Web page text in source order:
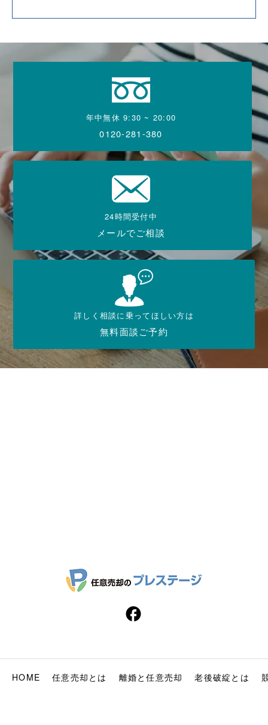
年中無休 9:30 ~ 20:00
0120-281-380
24時間受付中
メールでご相談
詳しく相談に乗ってほしい方は
無料面談ご予約
HOME 任意売却とは 離婚と任意売却 老後破綻とは